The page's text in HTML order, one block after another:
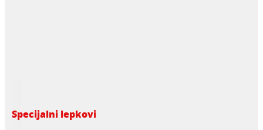
Specijalni lepkovi